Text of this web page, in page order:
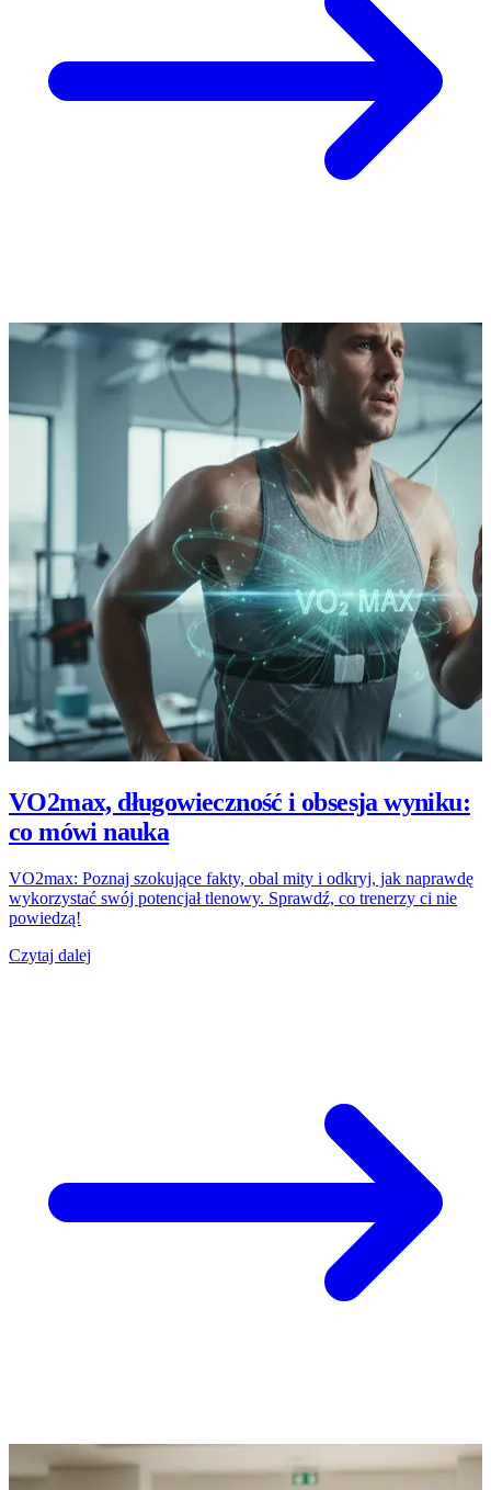
VO2max, długowieczność i obsesja wyniku:
co mówi nauka
VO2max: Poznaj szokujące fakty, obal mity i odkryj, jak naprawdę
wykorzystać swój potencjał tlenowy. Sprawdź, co trenerzy ci nie
powiedzą!
Czytaj dalej